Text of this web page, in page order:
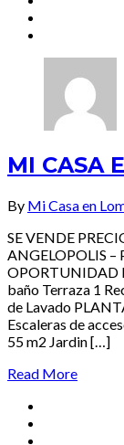
MI CASA
By Mi Casa en
SE VENDE
ANGELOPOLIS –
OPORTUNIDAD
baño Terraza 1
de Lavado
Escaleras de
55 m2 Jardin […]
Read More